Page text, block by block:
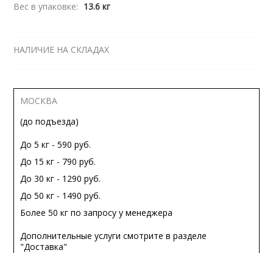
Вес в упаковке: 13.6 кг
НАЛИЧИЕ НА СКЛАДАХ
МОСКВА
(до подъезда)
До 5 кг - 590 руб.
До 15 кг - 790 руб.
До 30 кг - 1290 руб.
До 50 кг - 1490 руб.
Более 50 кг по запросу у менеджера
Дополнительные услуги смотрите в разделе
"Доставка"